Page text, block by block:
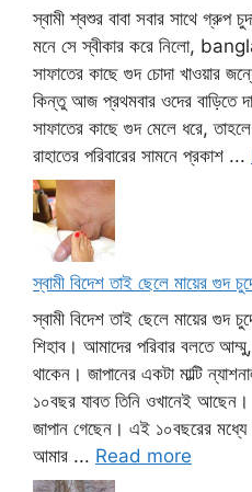
স্বামী শ্বশুর বাবা সবার সাথে
মনে সে স্বীকার করে নিলো,
সাফাতের কাছে গুদ চোদা খাওয়ার
কিন্তু আজ প্রথমবার ওদের বাড়িতে
সাফাতের কাছে গুদ মেলে ধরে,
রাহাতের পরিবারের সামনে প্রকাশ ...
স্বামী বিদেশ তাই ছেলে মায়ের গুদ
স্বামী বিদেশ তাই ছেলে মায়ের
শিহাব। আমাদের পরিবার বলতে
থাকেন। জাপানের একটা মাল্টি
১০বছর যাবত তিনি ওখানেই
জাপান গেছেন। এই ১০বছরের
আমার ... Read more